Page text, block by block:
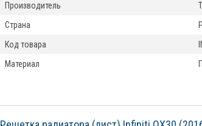
Производитель
Страна
Код товара
Материал